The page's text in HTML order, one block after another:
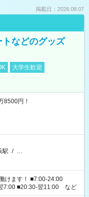
掲載日：2026.08.07
などのグッズ
大学生歓迎
8500円！
駅 / …
けます！ ■7:00-24:00
7:00 ■20:30-翌11:00 など